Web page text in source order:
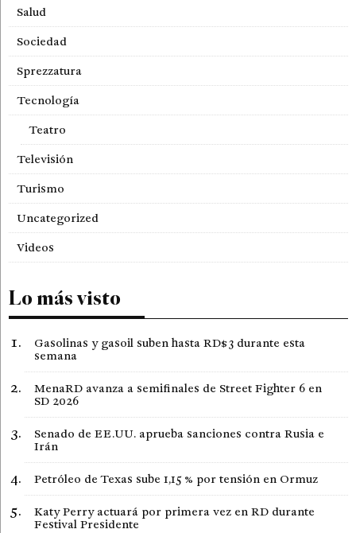
Salud
Sociedad
Sprezzatura
Tecnología
Teatro
Televisión
Turismo
Uncategorized
Videos
Lo más visto
Gasolinas y gasoil suben hasta RD$3 durante esta
semana
MenaRD avanza a semifinales de Street Fighter 6 en
SD 2026
Senado de EE.UU. aprueba sanciones contra Rusia e
Irán
Petróleo de Texas sube 1,15 % por tensión en Ormuz
Katy Perry actuará por primera vez en RD durante
Festival Presidente